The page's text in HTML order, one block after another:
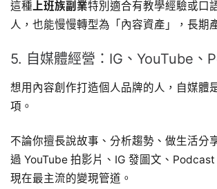
這種上班族副業特別適合有教學經驗或口
人，也能慢慢轉型為「內容資產」，長期
5. 自媒體經營：IG、YouTube、
想用內容創作打造個人品牌的人，自媒體
項。
不論你擅長說故事、分析趨勢、做生活分
過 YouTube 拍影片、IG 發圖文、
現在最主流的變現管道。